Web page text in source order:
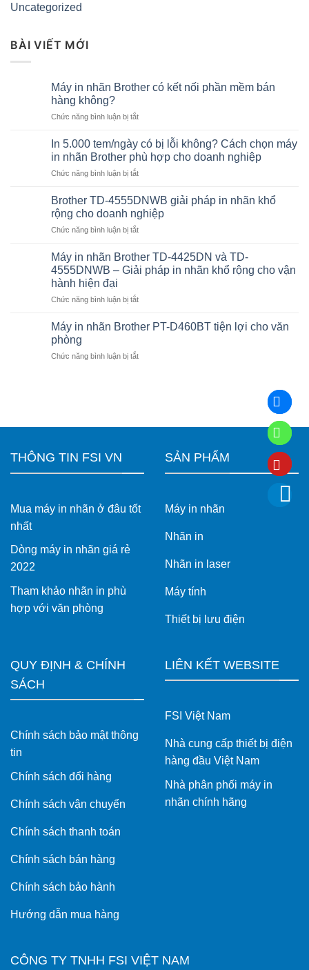
Uncategorized
BÀI VIẾT MỚI
Máy in nhãn Brother có kết nối phần mềm bán
hàng không?
Chức năng bình luận bị tắtở
in
nhãn
Brother
có
nối
phần
mềm
bán
không?
In 5.000 tem/ngày có bị lỗi không? Cách chọn máy
in nhãn Brother phù hợp cho doanh nghiệp
Chức năng bình luận bị tắtở
5.000
tem/ngày
có
bị
không?
Cách
chọn
in
Brother
cho
Brother TD-4555DNWB giải pháp in nhãn khổ
rộng cho doanh nghiệp
Chức năng bình luận bị tắtở
TD-
4555DNWB
giải
in
khổ
doanh
Máy in nhãn Brother TD-4425DN và TD-
4555DNWB – Giải pháp in nhãn khổ rộng cho vận
hành hiện đại
Chức năng bình luận bị tắtở
in
TD-
Giải
khổ
vận
Máy in nhãn Brother PT-D460BT tiện lợi cho văn
phòng
Chức năng bình luận bị tắtở
D460BT
văn
THÔNG TIN FSI VN
Mua máy in nhãn ở đâu tốt
nhất
Dòng máy in nhãn giá rẻ
2022
Tham khảo nhãn in phù
hợp với văn phòng
SẢN PHẨM
Máy in nhãn
Nhãn in
Nhãn in laser
Máy tính
Thiết bị lưu điện
QUY ĐỊNH & CHÍNH
SÁCH
Chính sách bảo mật thông
tin
Chính sách đổi hàng
Chính sách vận chuyển
Chính sách thanh toán
Chính sách bán hàng
Chính sách bảo hành
Hướng dẫn mua hàng
LIÊN KẾT WEBSITE
FSI Việt Nam
Nhà cung cấp thiết bị điện
hàng đầu Việt Nam
Nhà phân phối máy in
nhãn chính hãng
CÔNG TY TNHH FSI VIỆT NAM